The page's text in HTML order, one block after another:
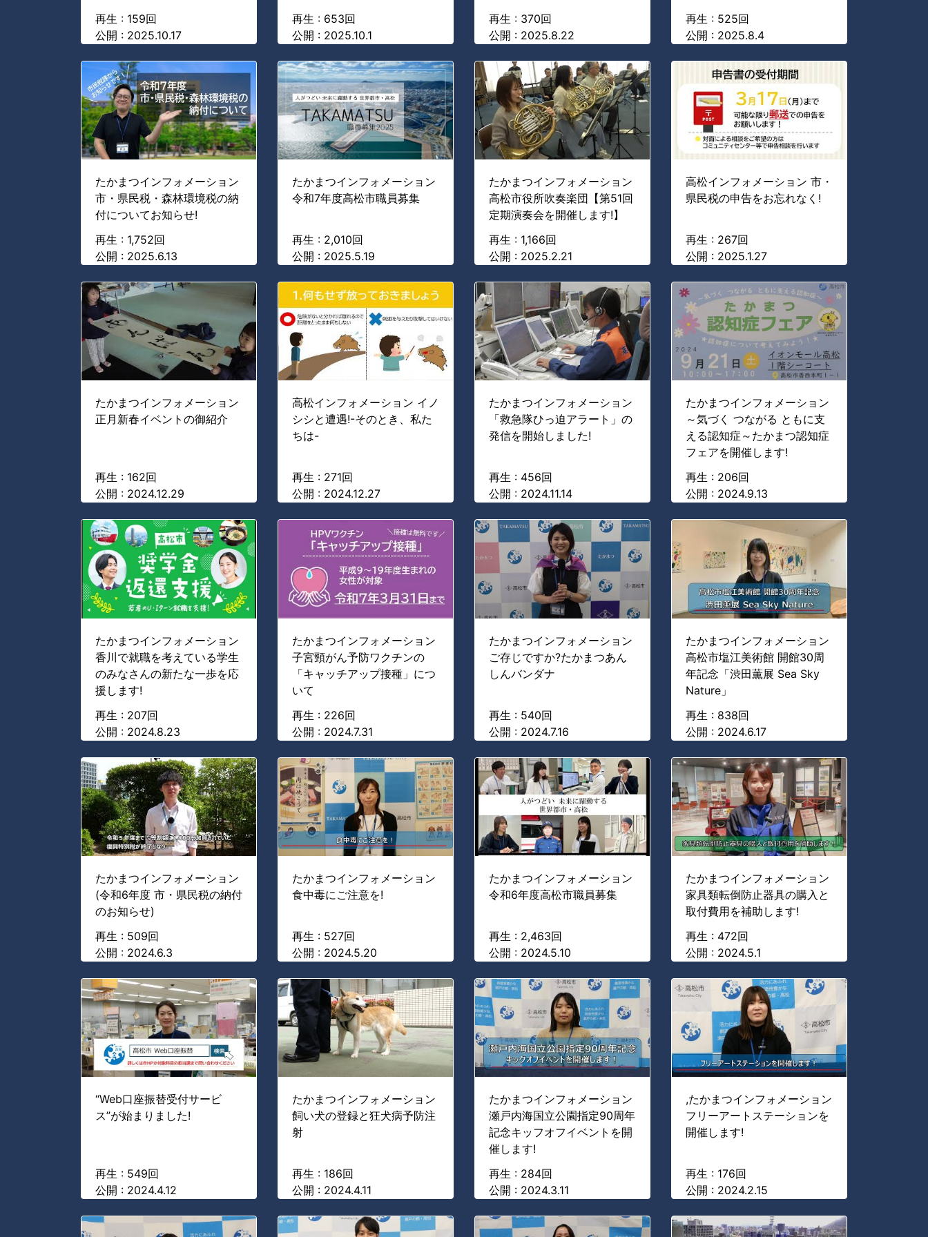
再生 : 159回
公開 : 2025.10.17
再生 : 653回
公開 : 2025.10.1
再生 : 370回
公開 : 2025.8.22
再生 : 525回
公開 : 2025.8.4
たかまつインフォメーション
市・県民税・森林環境税の納
付についてお知らせ!
再生 : 1,752回
公開 : 2025.6.13
たかまつインフォメーション
令和7年度高松市職員募集
再生 : 2,010回
公開 : 2025.5.19
たかまつインフォメーション
高松市役所吹奏楽団【第51回
定期演奏会を開催します!】
再生 : 1,166回
公開 : 2025.2.21
高松インフォメーション 市・
県民税の申告をお忘れなく!
再生 : 267回
公開 : 2025.1.27
たかまつインフォメーション
正月新春イベントの御紹介
再生 : 162回
公開 : 2024.12.29
高松インフォメーション イノ
シシと遭遇!-そのとき、私た
ちは-
再生 : 271回
公開 : 2024.12.27
たかまつインフォメーション
「救急隊ひっ迫アラート」の
発信を開始しました!
再生 : 456回
公開 : 2024.11.14
たかまつインフォメーション
～気づく つながる ともに支
える認知症～たかまつ認知症
フェアを開催します!
再生 : 206回
公開 : 2024.9.13
たかまつインフォメーション
香川で就職を考えている学生
のみなさんの新たな一歩を応
援します!
再生 : 207回
公開 : 2024.8.23
たかまつインフォメーション
子宮頸がん予防ワクチンの
「キャッチアップ接種」につ
いて
再生 : 226回
公開 : 2024.7.31
たかまつインフォメーション
ご存じですか?たかまつあん
しんバンダナ
再生 : 540回
公開 : 2024.7.16
たかまつインフォメーション
高松市塩江美術館 開館30周
年記念「渋田薫展 Sea Sky
Nature」
再生 : 838回
公開 : 2024.6.17
たかまつインフォメーション
(令和6年度 市・県民税の納付
のお知らせ)
再生 : 509回
公開 : 2024.6.3
たかまつインフォメーション
食中毒にご注意を!
再生 : 527回
公開 : 2024.5.20
たかまつインフォメーション
令和6年度高松市職員募集
再生 : 2,463回
公開 : 2024.5.10
たかまつインフォメーション
家具類転倒防止器具の購入と
取付費用を補助します!
再生 : 472回
公開 : 2024.5.1
“Web口座振替受付サービ
ス”が始まりました!
再生 : 549回
公開 : 2024.4.12
たかまつインフォメーション
飼い犬の登録と狂犬病予防注
射
再生 : 186回
公開 : 2024.4.11
たかまつインフォメーション
瀬戸内海国立公園指定90周年
記念キッフオフイベントを開
催します!
再生 : 284回
公開 : 2024.3.11
,たかまつインフォメーション
フリーアートステーションを
開催します!
再生 : 176回
公開 : 2024.2.15